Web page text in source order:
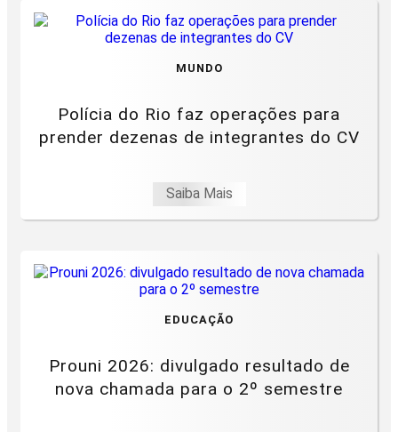
MUNDO
Polícia do Rio faz operações para
prender dezenas de integrantes do CV
Saiba Mais
EDUCAÇÃO
Prouni 2026: divulgado resultado de
nova chamada para o 2º semestre